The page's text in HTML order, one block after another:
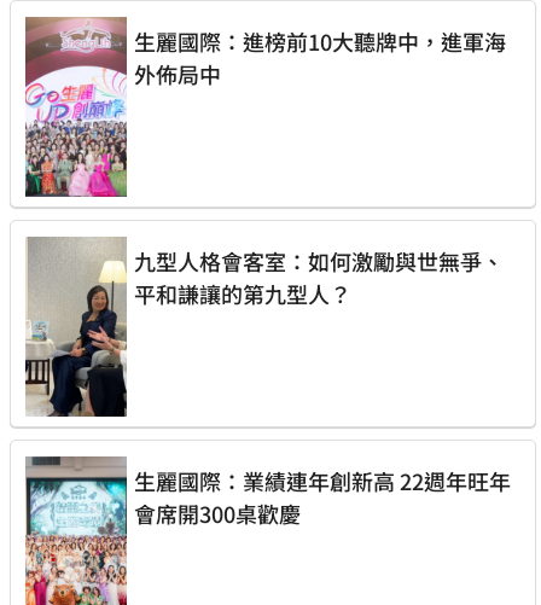
生麗國際：進榜前10大聽牌中，進軍海
外佈局中
九型人格會客室：如何激勵與世無爭、
平和謙讓的第九型人？
生麗國際：業績連年創新高 22週年旺年
會席開300桌歡慶